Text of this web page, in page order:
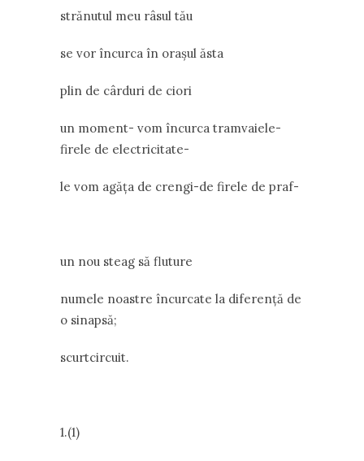
strănutul meu râsul tău
se vor încurca în orașul ăsta
plin de cârduri de ciori
un moment- vom încurca tramvaiele-
firele de electricitate-
le vom agăța de crengi-de firele de praf-
un nou steag să fluture
numele noastre încurcate la diferență de
o sinapsă;
scurtcircuit.
1.(1)